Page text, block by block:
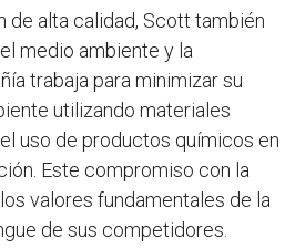
de alta calidad, Scott también
medio ambiente y la
trabaja para minimizar su
utilizando materiales
uso de productos químicos en
Este compromiso con la
valores fundamentales de la
de sus competidores.